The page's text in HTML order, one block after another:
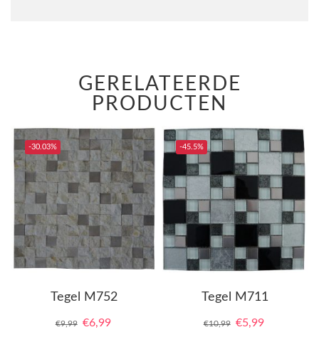
GERELATEERDE
PRODUCTEN
-30.03%
Tegel M752
€9,99 €6,99
-45.5%
Tegel M711
€10,99 €5,99